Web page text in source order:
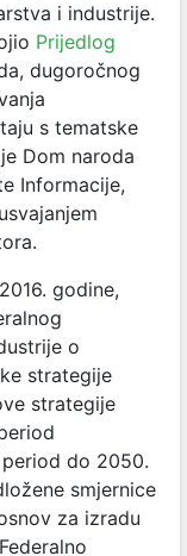
i industrije.
Prijedlog
dugoročnog
s tematske
Dom naroda
Informacije,
godine,
o
strategije
strategije
do 2050.
smjernice
za izradu